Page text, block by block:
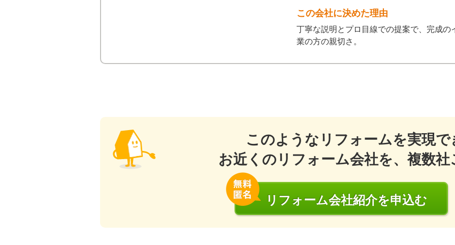
この会社に決めた理由
丁寧な説明とプロ目線での提案で、完成の
業の方の親切さ。
このようなリフォームを実現で
お近くのリフォーム会社を、複数社
リフォーム会社紹介を申込む